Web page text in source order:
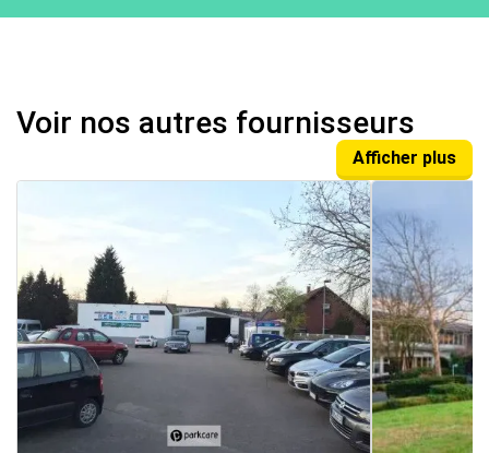
Voir nos autres fournisseurs
Afficher plus